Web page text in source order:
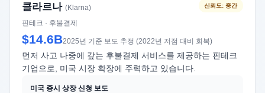
클라르나 (Klarna)
핀테크 · 후불결제
신뢰도: 중간
$14.6B2025년 기준 보도 추정 (2022년 저점 대비 회복)
먼저 사고 나중에 갚는 후불결제 서비스를 제공하는 핀테크
기업으로, 미국 시장 확장에 주력하고 있습니다.
미국 증시 상장 신청 보도